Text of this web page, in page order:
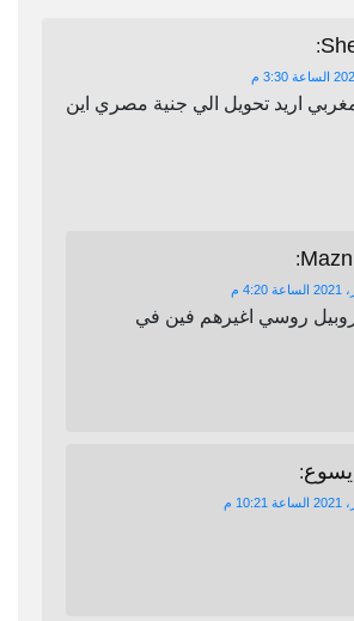
:
درهم مغربي اريد تحويل الي جنية مصري اين
Mazn
:
20000 روبيل روسي اغيرهم فين في
يسوع: